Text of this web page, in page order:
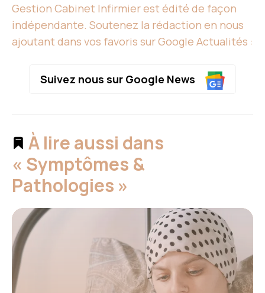
Gestion Cabinet Infirmier est édité de façon
indépendante. Soutenez la rédaction en nous
ajoutant dans vos favoris sur Google Actualités :
Suivez nous sur Google News
À lire aussi dans
« Symptômes &
Pathologies »